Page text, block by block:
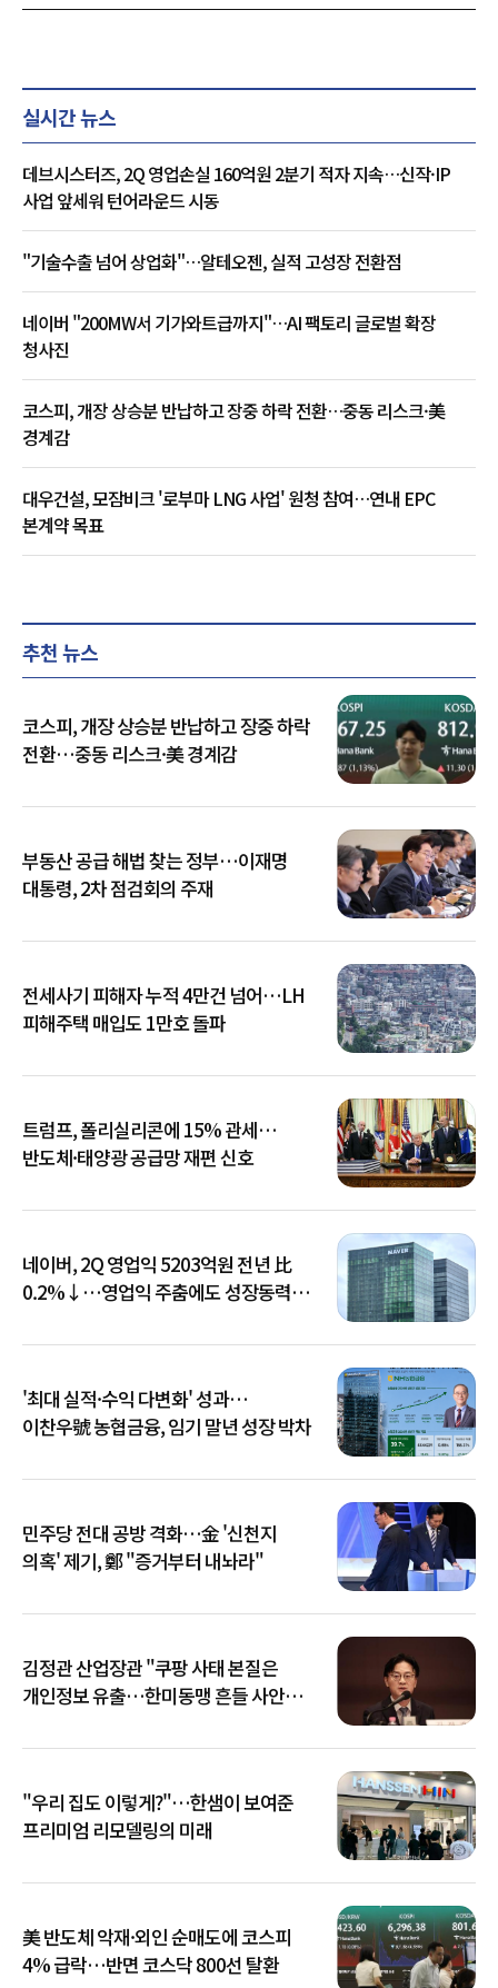
실시간 뉴스
데브시스터즈, 2Q 영업손실 160억원 2분기 적자 지속…신작·IP
사업 앞세워 턴어라운드 시동
"기술수출 넘어 상업화"…알테오젠, 실적 고성장 전환점
네이버 "200MW서 기가와트급까지"…AI 팩토리 글로벌 확장
청사진
코스피, 개장 상승분 반납하고 장중 하락 전환…중동 리스크·美
경계감
대우건설, 모잠비크 '로부마 LNG 사업' 원청 참여…연내 EPC
본계약 목표
추천 뉴스
코스피, 개장 상승분 반납하고 장중 하락
전환…중동 리스크·美 경계감
부동산 공급 해법 찾는 정부…이재명
대통령, 2차 점검회의 주재
전세사기 피해자 누적 4만건 넘어…LH
피해주택 매입도 1만호 돌파
트럼프, 폴리실리콘에 15% 관세…
반도체·태양광 공급망 재편 신호
네이버, 2Q 영업익 5203억원 전년 比
0.2%↓…영업익 주춤에도 성장동력
'최대 실적·수익 다변화' 성과…
이찬우號 농협금융, 임기 말년 성장 박차
민주당 전대 공방 격화…金 '신천지
의혹' 제기, 鄭 "증거부터 내놔라"
김정관 산업장관 "쿠팡 사태 본질은
개인정보 유출…한미동맹 흔들 사안
"우리 집도 이렇게?"…한샘이 보여준
프리미엄 리모델링의 미래
美 반도체 악재·외인 순매도에 코스피
4% 급락…반면 코스닥 800선 탈환